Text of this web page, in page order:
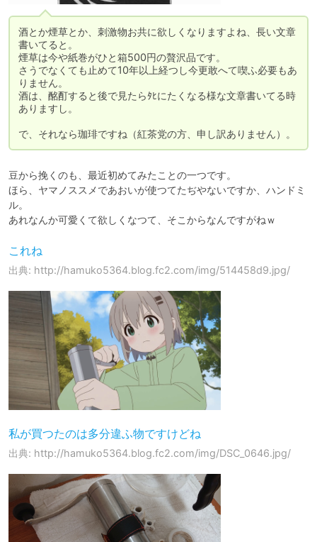
酒とか煙草とか、刺激物お共に欲しくなりますよね、長い文章
書いてると。
煙草は今や紙巻がひと箱500円の贅沢品です。
さうでなくても止めて10年以上経つし今更敢へて喫ふ必要もあ
りません。
酒は、酩酊すると後で見たらﾀﾋにたくなる様な文章書いてる時
ありますし。
で、それなら珈琲ですね（紅茶党の方、申し訳ありません）。
豆から挽くのも、最近初めてみたことの一つです。
ほら、ヤマノススメであおいが使つてたぢやないですか、ハンドミ
ル。
あれなんか可愛くて欲しくなつて、そこからなんですがねｗ
これね
出典: http://hamuko5364.blog.fc2.com/img/514458d9.jpg/
私が買つたのは多分違ふ物ですけどね
出典: http://hamuko5364.blog.fc2.com/img/DSC_0646.jpg/